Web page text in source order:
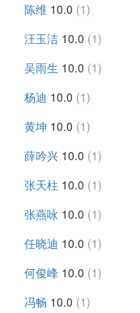
陈维 10.0 (1)
汪玉洁 10.0 (1)
吴雨生 10.0 (1)
杨迪 10.0 (1)
黄坤 10.0 (1)
薛吟兴 10.0 (1)
张天柱 10.0 (1)
张燕咏 10.0 (1)
任晓迪 10.0 (1)
何俊峰 10.0 (1)
冯畅 10.0 (1)